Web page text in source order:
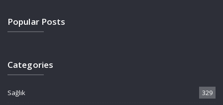
Popular Posts
Categories
Sağlık 329